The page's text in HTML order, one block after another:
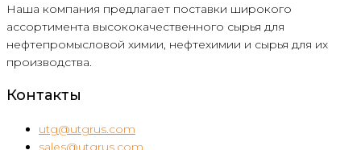
Наша компания предлагает поставки широкого
ассортимента высококачественного сырья для
нефтепромысловой химии, нефтехимии и сырья для их
производства.
Контакты
utg@utgrus.com
sales@utgrus.com